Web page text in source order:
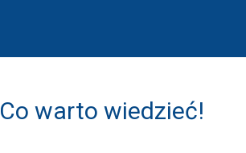
Co warto wiedzieć!